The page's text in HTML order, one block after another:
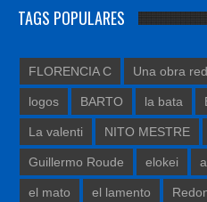
TAGS POPULARES
FLORENCIA C Una obra
logos BARTO la bata
La valenti NITO MESTRE
Guillermo Roude elokei
el mato el lamento